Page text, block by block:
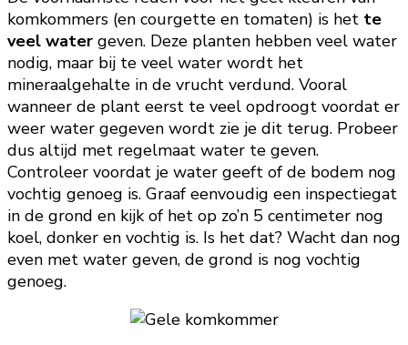
komkommers (en courgette en tomaten) is het te
veel water geven. Deze planten hebben veel water
nodig, maar bij te veel water wordt het
mineraalgehalte in de vrucht verdund. Vooral
wanneer de plant eerst te veel opdroogt voordat er
weer water gegeven wordt zie je dit terug. Probeer
dus altijd met regelmaat water te geven.
Controleer voordat je water geeft of de bodem nog
vochtig genoeg is. Graaf eenvoudig een inspectiegat
in de grond en kijk of het op zo’n 5 centimeter nog
koel, donker en vochtig is. Is het dat? Wacht dan nog
even met water geven, de grond is nog vochtig
genoeg.